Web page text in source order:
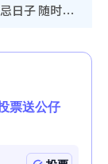
剪头发都要择日？司徒法正提醒3大禁忌日子 随时剪走财运！这日剪发恐“剪寿命”？